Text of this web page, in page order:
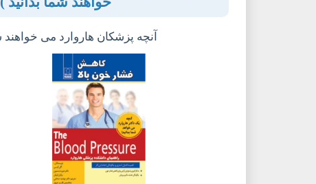
آنچه پزشکان هاروارد می خواهند